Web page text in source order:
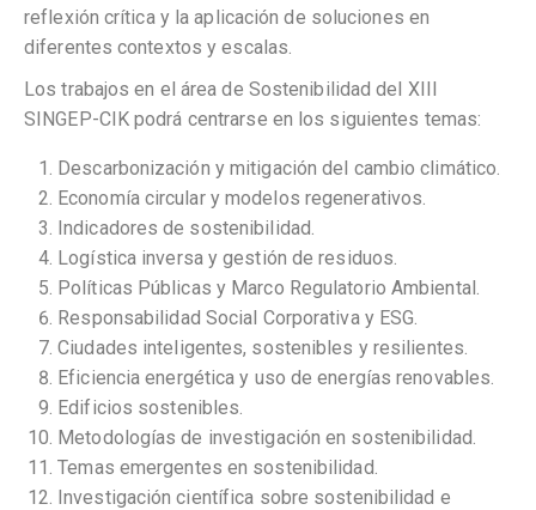
reflexión crítica y la aplicación de soluciones en
diferentes contextos y escalas.
Los trabajos en el área de Sostenibilidad del XIII
SINGEP-CIK podrá centrarse en los siguientes temas:
⁠Descarbonización y mitigación del cambio climático.
Economía circular y modelos regenerativos.
Indicadores de sostenibilidad.
⁠Logística inversa y gestión de residuos.
Políticas Públicas y Marco Regulatorio Ambiental.
⁠⁠Responsabilidad Social Corporativa y ESG.
⁠Ciudades inteligentes, sostenibles y resilientes.
⁠Eficiencia energética y uso de energías renovables.
⁠Edificios sostenibles.
⁠Metodologías de investigación en sostenibilidad.
⁠⁠Temas emergentes en sostenibilidad.
Investigación científica sobre sostenibilidad e